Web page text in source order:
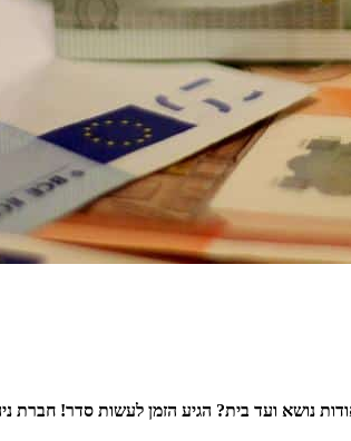
נושא ועד בית? הגיע הזמן לעשות סדר! חברת